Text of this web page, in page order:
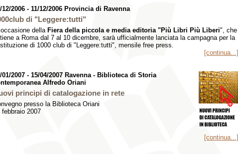
12/2006 - 11/12/2006 Provincia di Ravenna
di "Leggere:tutti"
occasione della Fiera della piccola e media editoria "Più Libri Più Liberi", che
a Roma dal 7 al 10 dicembre, sarà ufficialmente lanciata la campagna per la
di 1000 club di "Leggere:tutti", mensile free press.
[continua...]
01/2007 - 15/04/2007 Ravenna - Biblioteca di Storia
Alfredo Oriani
principi di catalogazione in rete
presso la Biblioteca Oriani
febbraio 2007
[continua...]